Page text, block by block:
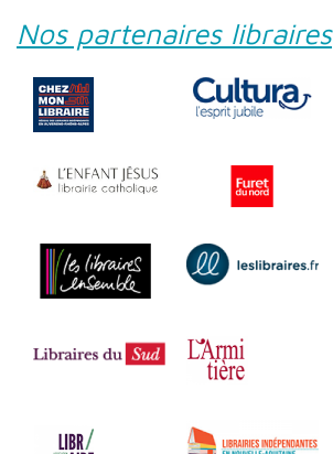
Nos partenaires libraires